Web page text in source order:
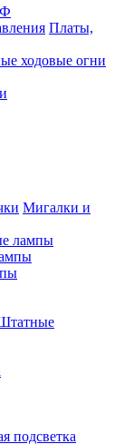
Платы,
ходовые огни
Мигалки и
лампы